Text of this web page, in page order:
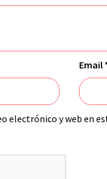
Email
electrónico y web en